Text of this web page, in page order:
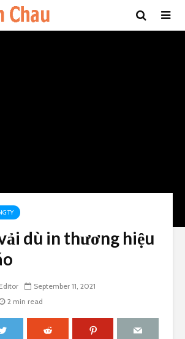
TY
dù in thương hiệu
September 11, 2021
2 min read